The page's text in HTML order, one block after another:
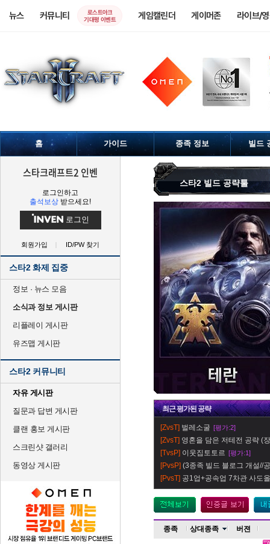
뉴스 커뮤니티
로스트아크
기대평 이벤트
게임캘린더 게이머존 라이브/
홈 가이드 종족 정보 빌드
스타크래프트2 인벤
로그인하고
출석보상 받으세요!
로그인
회원가입 ID/PW 찾기
스타2 화제 집중
정보 · 뉴스 모음
소식과 정보 게시판
리플레이 게시판
유즈맵 게시판
스타2 커뮤니티
자유 게시판
질문과 답변 게시판
클랜 홍보 게시판
스크린샷 갤러리
동영상 게시판
스타2 빌드 공략툴
최근평가된 공략
[ZvsT] 벌레소굴 [평가:2]
[ZvsT] 영혼을 담은 저테전 공략 (
[TvsP] 이웃집토토르 [평가:1]
[PvsP] (3종족 빌드 블로그 개설//
[PvsT] 공1업+공속업 7차관 사도
종족 상대종족 버젼